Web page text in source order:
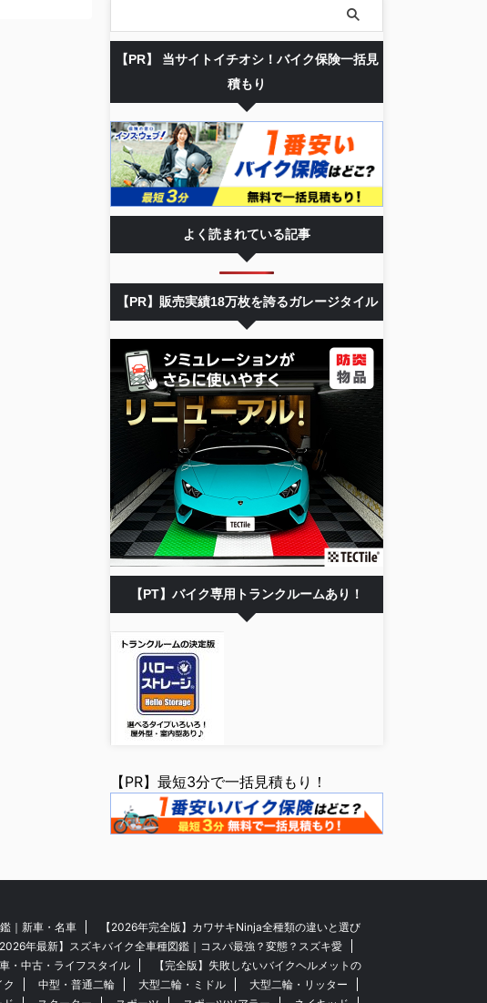
【PR】 当サイトイチオシ！バイク保険一括見
積もり
よく読まれている記事
【PR】販売実績18万枚を誇るガレージタイル
【PT】バイク専用トランクルームあり！
【PR】最短3分で一括見積もり！
｜新車・名車
【2026年完全版】カワサキNinja全種類の違いと選び
2026年最新】スズキバイク全車種図鑑｜コスパ最強？変態？スズキ愛
・中古・ライフスタイル
【完全版】失敗しないバイクヘルメットの
ク 中型・普通二輪 大型二輪・ミドル
大型二輪・リッター